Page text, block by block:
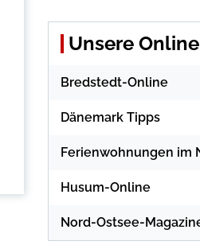
Unsere
Bredstedt-Online
Dänemark Tipps
Ferienwohnungen im
Husum-Online
Nord-Ostsee-